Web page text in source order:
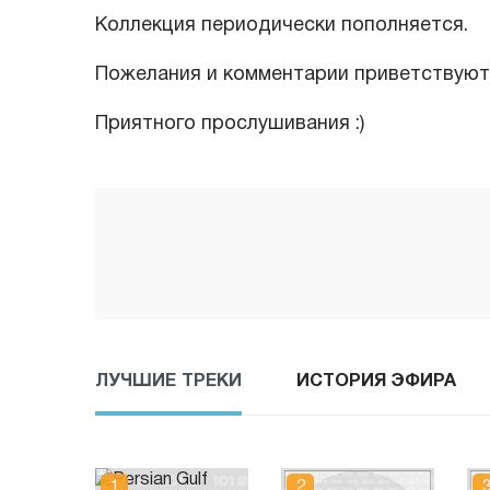
Коллекция периодически пополняется.
Пожелания и комментарии
Приятного прослушивания :)
ЛУЧШИЕ ТРЕКИ ИСТОРИЯ ЭФИРА